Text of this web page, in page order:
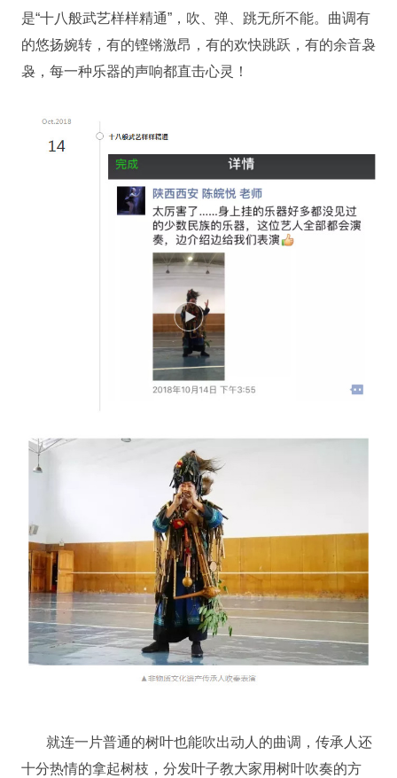
是“十八般武艺样样精通”，吹、弹、跳无所不能。曲调有
的悠扬婉转，有的铿锵激昂，有的欢快跳跃，有的余音袅
袅，每一种乐器的声响都直击心灵！
就连一片普通的树叶也能吹出动人的曲调，传承人还
十分热情的拿起树枝，分发叶子教大家用树叶吹奏的方